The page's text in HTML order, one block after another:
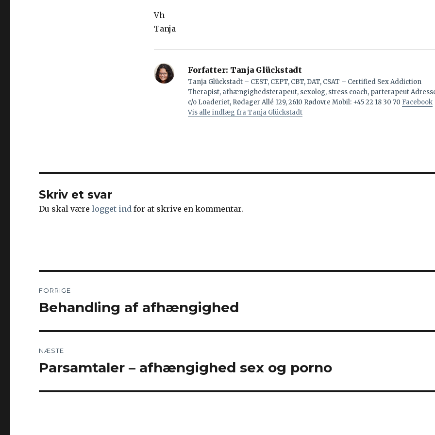
Vh
Tanja
Forfatter: Tanja Glückstadt
Tanja Glückstadt – CEST, CEPT, CBT, DAT, CSAT – Certified Sex Addiction
Therapist, afhængighedsterapeut, sexolog, stress coach, parterapeut
c/o Loaderiet, Rødager Allé 129, 2610 Rødovre Mobil: +45 22 18 30 70 Facebook
Vis alle indlæg fra Tanja Glückstadt
Skriv et svar
Du skal værelogget ind for at skrive en kommentar.
FORRIGE
Forrige
Behandling af afhængighed
NÆSTE
Næste
Parsamtaler – afhængighed sex og porno